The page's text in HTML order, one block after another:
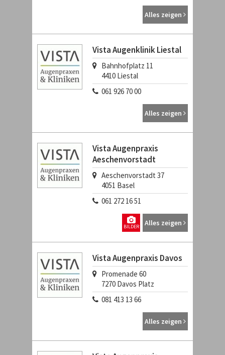
Alles zeigen
Vista Augenklinik Liestal
Bahnhofplatz 11
4410 Liestal
061 926 70 00
Alles zeigen
Vista Augenpraxis
Aeschenvorstadt
Aeschenvorstadt 37
4051 Basel
061 272 16 51
Alles zeigen
BILDER
Vista Augenpraxis Davos
Promenade 60
7270 Davos Platz
081 413 13 66
Alles zeigen